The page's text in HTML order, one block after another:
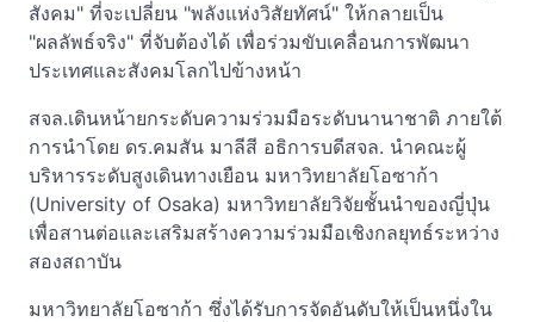
สังคม" ที่จะเปลี่ยน "พลังแห่งวิสัยทัศน์" ให้กลายเป็น
"ผลลัพธ์จริง" ที่จับต้องได้ เพื่อร่วมขับเคลื่อนการพัฒนา
ประเทศและสังคมโลกไปข้างหน้า
สจล.เดินหน้ายกระดับความร่วมมือระดับนานาชาติ ภายใต้
การนำโดย ดร.คมสัน มาลีสี อธิการบดีสจล. นำคณะผู้
บริหารระดับสูงเดินทางเยือน มหาวิทยาลัยโอซาก้า
(University of Osaka) มหาวิทยาลัยวิจัยชั้นนำของญี่ปุ่น
เพื่อสานต่อและเสริมสร้างความร่วมมือเชิงกลยุทธ์ระหว่าง
สองสถาบัน
มหาวิทยาลัยโอซาก้า ซึ่งได้รับการจัดอันดับให้เป็นหนึ่งใน